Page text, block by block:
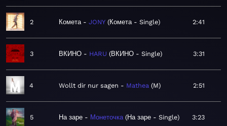
2 Комета JONY Комета - Single 2:41
3 ВКИНО HARU ВКИНО - Single 3:31
4 Wollt dir nur sagen Mathea M 2:51
5 На заре Монеточка На заре - Single 3:23